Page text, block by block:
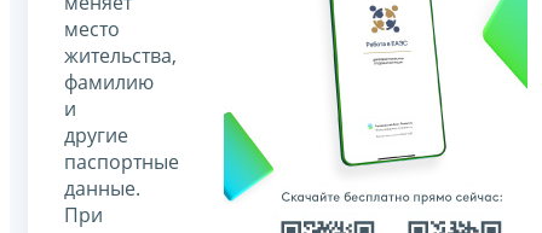
место
жительства,
фамилию
и
другие
паспортные
данные.
При